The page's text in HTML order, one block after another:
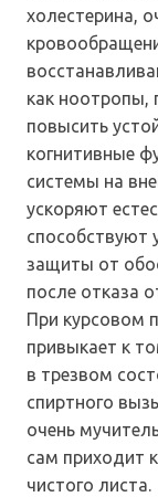
холестерина,
как ноотропы,
повысить
когнитивные
системы на
ускоряют
способствуют
защиты от
после отказа
При курсовом
привыкает к
в трезвом
спиртного
очень
сам приходит
чистого листа.